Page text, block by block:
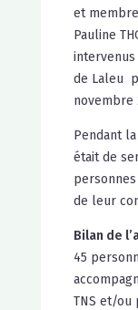
et
Pauline
intervenus
de Laleu
novembre
Pendant
était de
de leur
Bilan de
45
TNS et/ou